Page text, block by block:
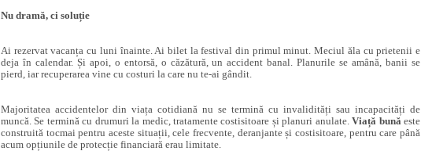
Nu dramă, ci soluție
Ai rezervat vacanța cu luni înainte. Ai bilet la festival din primul minut. Meciul ăla cu prietenii e
deja în calendar. Și apoi, o entorsă, o căzătură, un accident banal. Planurile se amână, banii se
pierd, iar recuperarea vine cu costuri la care nu te-ai gândit.
Majoritatea accidentelor din viața cotidiană nu se termină cu invalidități sau incapacități de
muncă. Se termină cu drumuri la medic, tratamente costisitoare și planuri anulate.Viață bunăeste
construită tocmai pentru aceste situații, cele frecvente, deranjante și costisitoare, pentru care până
acum opțiunile de protecție financiară erau limitate.